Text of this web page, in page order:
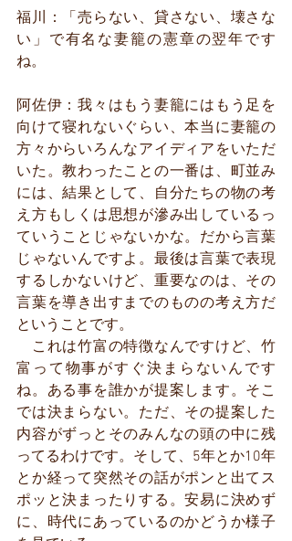
福川：「売らない、貸さない、壊さな
い」で有名な妻籠の憲章の翌年です
ね。
阿佐伊：我々はもう妻籠にはもう足を
向けて寝れないぐらい、本当に妻籠の
方々からいろんなアイディアをいただ
いた。教わったことの一番は、町並み
には、結果として、自分たちの物の考
え方もしくは思想が滲み出しているっ
ていうことじゃないかな。だから言葉
じゃないんですよ。最後は言葉で表現
するしかないけど、重要なのは、その
言葉を導き出すまでのものの考え方だ
ということです。
これは竹富の特徴なんですけど、竹
富って物事がすぐ決まらないんです
ね。ある事を誰かが提案します。そこ
では決まらない。ただ、その提案した
内容がずっとそのみんなの頭の中に残
ってるわけです。そして、5年とか10年
とか経って突然その話がポンと出てス
ポッと決まったりする。安易に決めず
に、時代にあっているのかどうか様子